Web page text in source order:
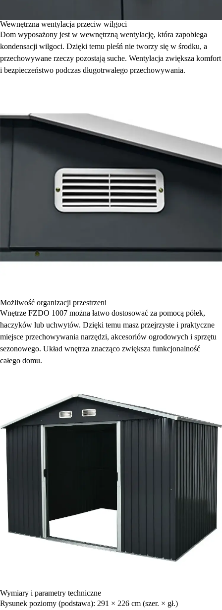
Wewnętrzna wentylacja przeciw wilgoci
Dom wyposażony jest w wewnętrzną wentylację, która zapobiega
kondensacji wilgoci. Dzięki temu pleśń nie tworzy się w środku, a
przechowywane rzeczy pozostają suche. Wentylacja zwiększa komfort
i bezpieczeństwo podczas długotrwałego przechowywania.
Możliwość organizacji przestrzeni
Wnętrze FZDO 1007 można łatwo dostosować za pomocą półek,
haczyków lub uchwytów. Dzięki temu masz przejrzyste i praktyczne
miejsce przechowywania narzędzi, akcesoriów ogrodowych i sprzętu
sezonowego. Układ wnętrza znacząco zwiększa funkcjonalność
całego domu.
Wymiary i parametry techniczne
Rysunek poziomy (podstawa): 291 × 226 cm (szer. × gł.)